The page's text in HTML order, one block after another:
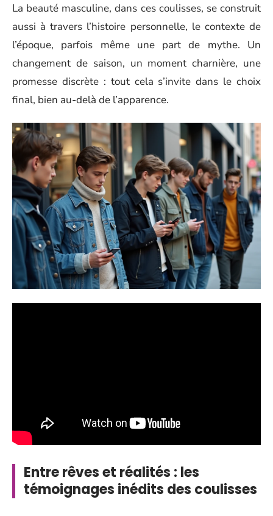
La beauté masculine, dans ces coulisses, se construit
aussi à travers l’histoire personnelle, le contexte de
l’époque, parfois même une part de mythe. Un
changement de saison, un moment charnière, une
promesse discrète : tout cela s’invite dans le choix
final, bien au-delà de l’apparence.
Entre rêves et réalités : les
témoignages inédits des coulisses